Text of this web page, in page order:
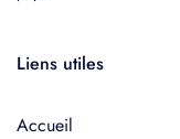
Liens utiles
Accueil